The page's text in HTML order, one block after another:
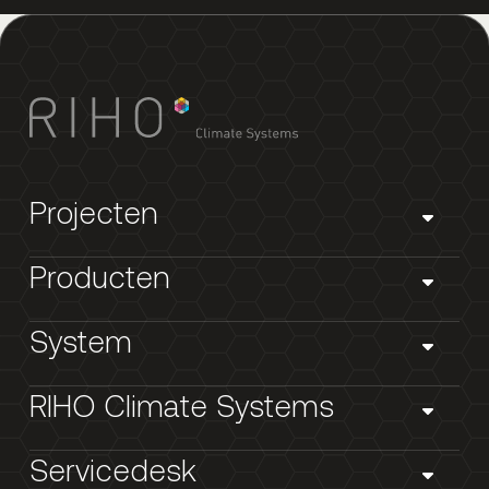
Projecten
Producten
System
RIHO Climate Systems
Servicedesk